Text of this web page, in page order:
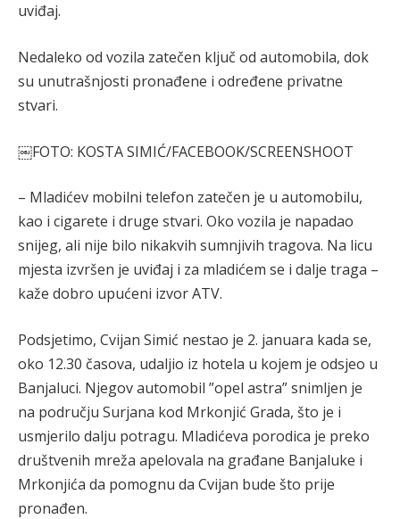
uviđaj.
Nedaleko od vozila zatečen ključ od automobila, dok
su unutrašnjosti pronađene i određene privatne
stvari.
￼FOTO: KOSTA SIMIĆ/FACEBOOK/SCREENSHOOT
– Mladićev mobilni telefon zatečen je u automobilu,
kao i cigarete i druge stvari. Oko vozila je napadao
snijeg, ali nije bilo nikakvih sumnjivih tragova. Na licu
mjesta izvršen je uviđaj i za mladićem se i dalje traga –
kaže dobro upućeni izvor ATV.
Podsjetimo, Cvijan Simić nestao je 2. januara kada se,
oko 12.30 časova, udaljio iz hotela u kojem je odsjeo u
Banjaluci. Njegov automobil ”opel astra” snimljen je
na području Surjana kod Mrkonjić Grada, što je i
usmjerilo dalju potragu. Mladićeva porodica je preko
društvenih mreža apelovala na građane Banjaluke i
Mrkonjića da pomognu da Cvijan bude što prije
pronađen.